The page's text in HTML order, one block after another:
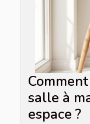
salle à
espace ?